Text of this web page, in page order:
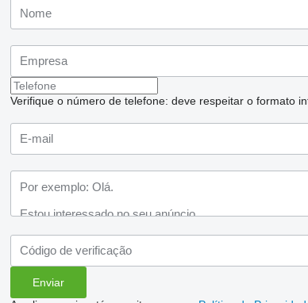
Verifique o número de telefone: deve respeitar o formato